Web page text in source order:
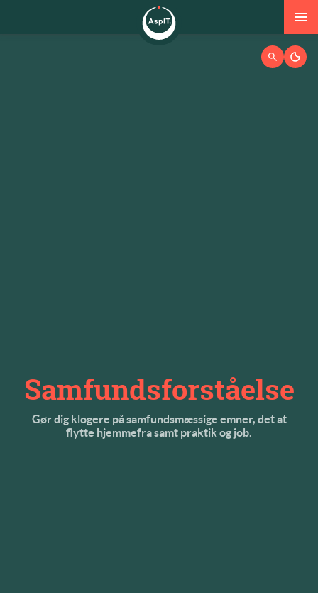
Samfundsforståelse
Gør dig klogere på samfundsmæssige emner, det at
flytte hjemmefra samt praktik og job.